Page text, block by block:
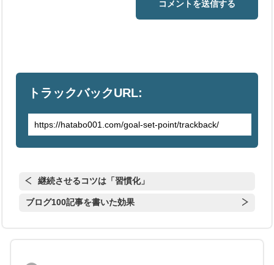
トラックバックURL:
継続させるコツは「習慣化」
ブログ100記事を書いた効果